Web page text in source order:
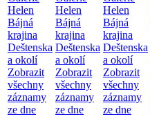
Helen
Bájná
krajina
Deštenska
a okolí
Zobrazit
všechny
záznamy
ze dne
Helen
Bájná
krajina
Deštenska
a okolí
Zobrazit
všechny
záznamy
ze dne
Helen
Bájná
krajina
Deštenska
a okolí
Zobrazit
všechny
záznamy
ze dne